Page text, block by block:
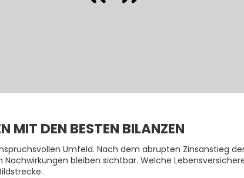
MIT DEN BESTEN BILANZEN
Umfeld. Nach dem abrupten Zinsanstieg
bleiben sichtbar. Welche